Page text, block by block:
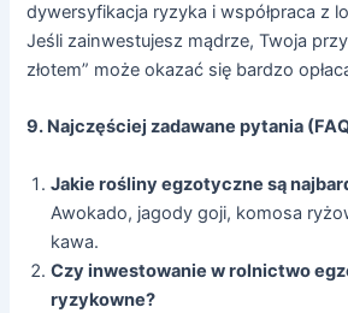
dywersyfikacja ryzyka i współpraca z
Jeśli zainwestujesz mądrze, Twoja
złotem” może okazać się bardzo
9. Najczęściej zadawane pytania
Jakie rośliny egzotyczne są
Awokado, jagody goji, komosa
kawa.
Czy inwestowanie w rolnictwo
ryzykowne?